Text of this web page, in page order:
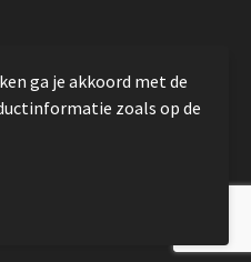
2023
ga je akkoord met de
zoals op de